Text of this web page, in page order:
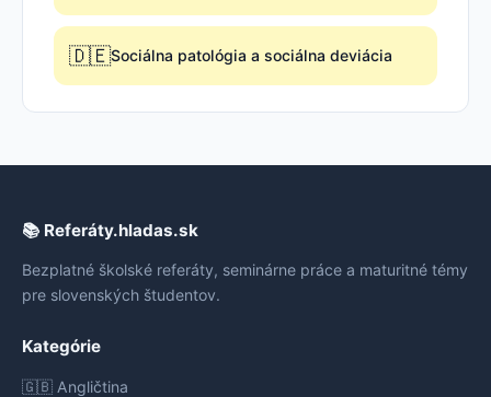
🇩🇪Sociálna patológia a sociálna deviácia
📚 Referáty.hladas.sk
Bezplatné školské referáty, seminárne práce a maturitné témy
pre slovenských študentov.
Kategórie
🇬🇧 Angličtina